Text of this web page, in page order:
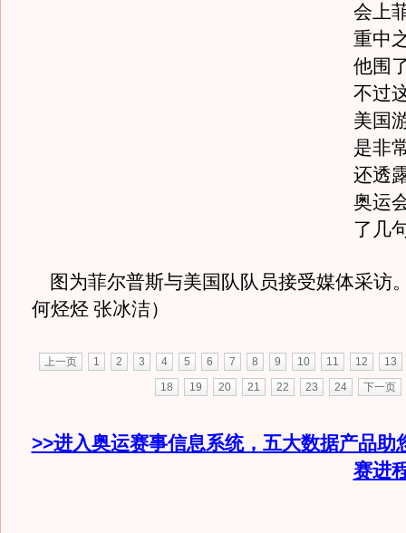
会上
重中
他围
不过
美国
是非
还透
奥运
了几
图为菲尔普斯与美国队队员接受媒体采访
何烃烃 张冰洁）
上一页 1 2 3 4 5 6 7 8 9 10 11 12
13
18
19 20 21 22 23 24 下一页
>>进入奥运赛事信息系统，五大数据产品助
赛进